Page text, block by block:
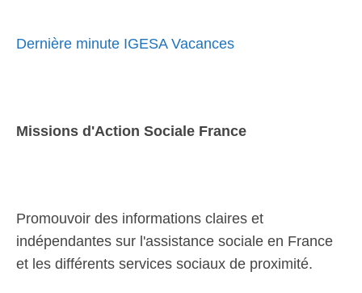
Dernière minute IGESA Vacances
Missions d'Action Sociale France
Promouvoir des informations claires et
indépendantes sur l'assistance sociale en France
et les différents services sociaux de proximité.